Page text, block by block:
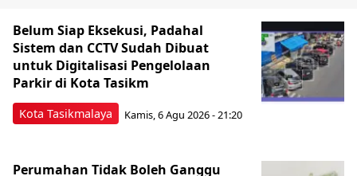
Kota Tasikmalaya
Belum Siap Eksekusi, Padahal
Sistem dan CCTV Sudah Dibuat
untuk Digitalisasi Pengelolaan
Parkir di Kota Tasikm
Kamis, 6 Agu 2026 - 21:20
Perumahan Tidak Boleh Ganggu